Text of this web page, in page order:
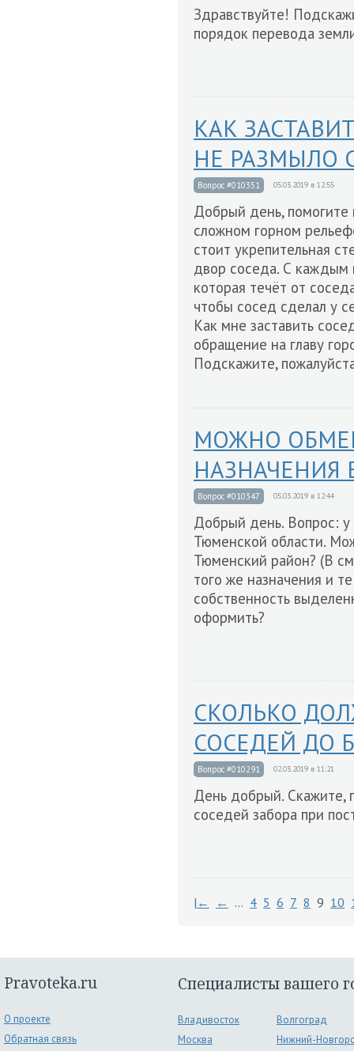
Здравствуйте!
порядок перевода
КАК
НЕ РАЗМЫЛО
Вопрос #010351 05.03.2019 в 12:55
Добрый день, помогите
сложном горном
стоит укрепительная
двор соседа. С каждым
которая течёт от
чтобы сосед сделал у
Как мне заставить
обращение на главу
Подскажите,
МОЖНО
НАЗНАЧЕНИЯ
Вопрос #010347 05.03.2019 в 12:44
Добрый день. Вопрос: у
Тюменской области.
Тюменский район? (В
того же назначения и
собственность
оформить?
СКОЛЬКО
СОСЕДЕЙ ДО
Вопрос #010291 02.03.2019 в 11:21
День добрый. Скажите,
соседей забора при
|← ← … 4 5 6 7 8 9 10
Pravoteka.ru
О проекте
Обратная связь
Специалисты вашего
Владивосток
Волгоград
Москва
Нижний-